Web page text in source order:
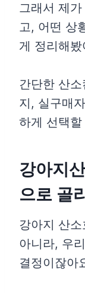
그래서 제
고, 어떤 상
게 정리해봤
간단한 산
지, 실구매
하게 선택
강아지
으로 골
강아지 산
아니라, 우
결정이잖아